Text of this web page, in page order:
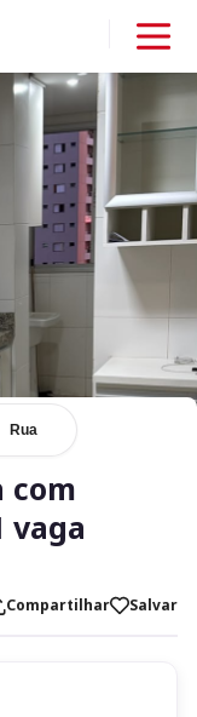
Rua
com
vaga
Compartilhar Salvar